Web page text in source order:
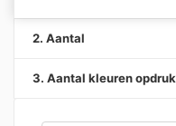
2. Aantal
3. Aantal kleuren opdruk